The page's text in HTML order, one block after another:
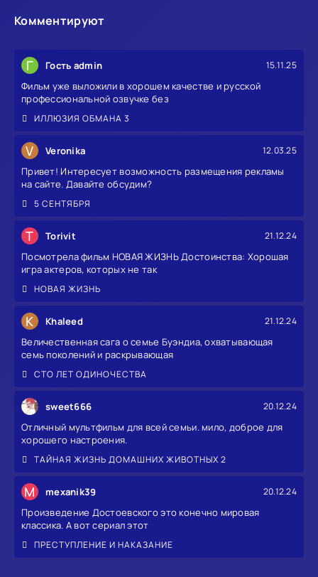
Комментируют
Г Гость admin 15.11.25
Фильм уже выложили в хорошем качестве и русской
профессиональной озвучке без
ИЛЛЮЗИЯ ОБМАНА 3
V Veronika 12.03.25
Привет! Интересует возможность размещения рекламы
на сайте. Давайте обсудим?
5 СЕНТЯБРЯ
T Torivit 21.12.24
Посмотрела фильм НОВАЯ ЖИЗНЬ Достоинства: Хорошая
игра актеров, которых не так
НОВАЯ ЖИЗНЬ
K Khaleed 21.12.24
Величественная сага о семье Буэндиа, охватывающая
семь поколений и раскрывающая
СТО ЛЕТ ОДИНОЧЕСТВА
sweet666 20.12.24
Отличный мультфильм для всей семьи. мило, доброе для
хорошего настроения.
ТАЙНАЯ ЖИЗНЬ ДОМАШНИХ ЖИВОТНЫХ 2
M mexanik39 20.12.24
Произведение Достоевского это конечно мировая
классика. А вот сериал этот
ПРЕСТУПЛЕНИЕ И НАКАЗАНИЕ